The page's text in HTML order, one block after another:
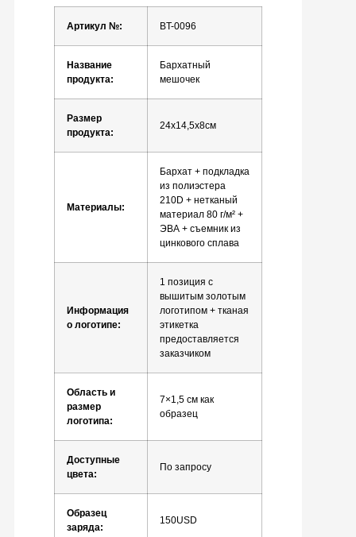
Артикул №: BT-0096
Название
продукта:
Бархатный
мешочек
Размер
продукта:
24х14,5х8см
Материалы:
Бархат + подкладка
из полиэстера
210D + нетканый
материал 80 г/м² +
ЭВА + съемник из
цинкового сплава
Информация
о логотипе:
1 позиция с
вышитым золотым
логотипом + тканая
этикетка
предоставляется
заказчиком
Область и
размер
логотипа:
7×1,5 см как
образец
Доступные
цвета:
По запросу
Образец
заряда:
150USD